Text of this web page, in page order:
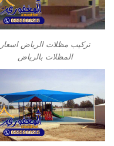
تركيب مظلات الرياض اسعار
المظلات بالرياض